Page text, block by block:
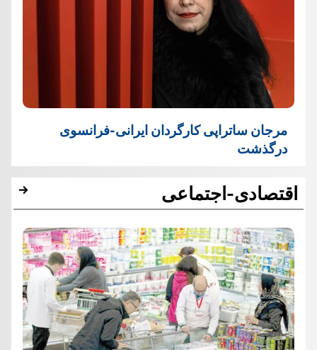
مرجان ساتراپی کارگردان ایرانی-فرانسوی
درگذشت
اقتصادی-اجتماعی